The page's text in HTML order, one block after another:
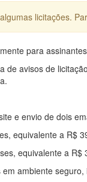
licitações.
para
de avisos de
e envio de dois
equivalente a R$
equivalente a
ambiente